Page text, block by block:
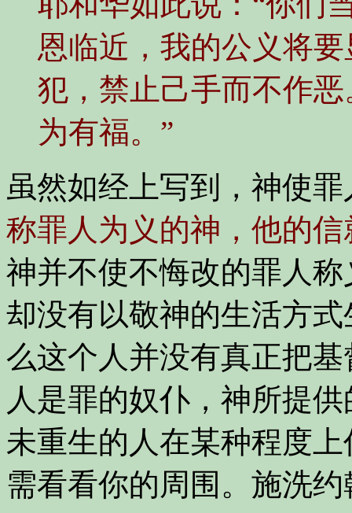
恩临近，我的公义将
犯，禁止己手而不作
为有福。”
虽然如经上写到，神使
称罪人为义的神，他的信
神并不使不悔改的罪人称
却没有以敬神的生活方
么这个人并没有真正把
人是罪的奴仆，神所提
未重生的人在某种程度
需看看你的周围。施洗